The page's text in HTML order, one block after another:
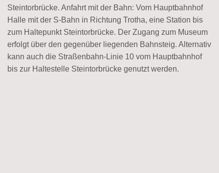
Steintorbrücke. Anfahrt mit der Bahn: Vom Hauptbahnhof
Halle mit der S-Bahn in Richtung Trotha, eine Station bis
zum Haltepunkt Steintorbrücke. Der Zugang zum Museum
erfolgt über den gegenüber liegenden Bahnsteig. Alternativ
kann auch die Straßenbahn-Linie 10 vom Hauptbahnhof
bis zur Haltestelle Steintorbrücke genutzt werden.